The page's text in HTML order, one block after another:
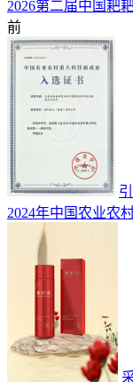
2026第二届中国耙
前
2024年中国农业农